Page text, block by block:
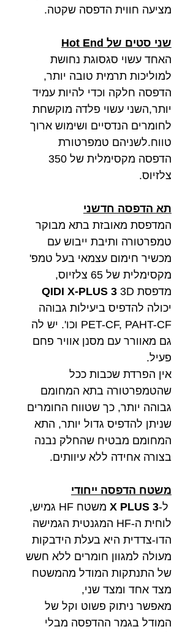
מציעה חווית הדפסה שקטה.
שני סטים של Hot End
האחד עשוי סגסוגת נחושת
למוליכות תרמית טובה יותר,
הדפסה חלקה וכדי להיות עמיד
יותר,השני עשוי פלדה מוקשחת
לחומרים הנדסיים ושימוש ארוך
טווח.לשניהם טמפרטורת
הדפסה מקסימלית של 350
צלזיוס.
תא הדפסה חדשני
המדפסת מאובזת בתא מבוקר
טמפרטורה ותיבת ייבוש עם
מכשיר חימום עצמאי בעל טמפ'
מקסימלית של 65 צלזיוס,
מדפסת
QIDI X-PLUS 3 3D
יכולה להדפיס ביעילות גבוהה
PET-CF, PAHT-CF וכו'. יש לה
גם מאוורר עם מסנן אוויר פחם
פעיל.
אין הפרדת שכבות ככל
שהטמפרטורה בתא המחומם
גבוהה יותר, כך שטווח החומרים
שניתן להדפיס גדול יותר, התא
המחומם מבטיח שהחלק נבנה
בצורה אחידה ללא עיוותים.
משטח הדפסה ייחודי
ל-X PLUS 3
משטח HF גמיש,
לוחית ה-HF המגנטית הגמישה
הדו-צדדית היא בעלת הידבקות
מעולה למגוון חומרים ללא חשש
של התנתקות המודל מהמשטח
מצד אחד ומצד שני,
מאפשר ניתוק פשוט וקל של
המודל בגמר ההדפסה מבלי